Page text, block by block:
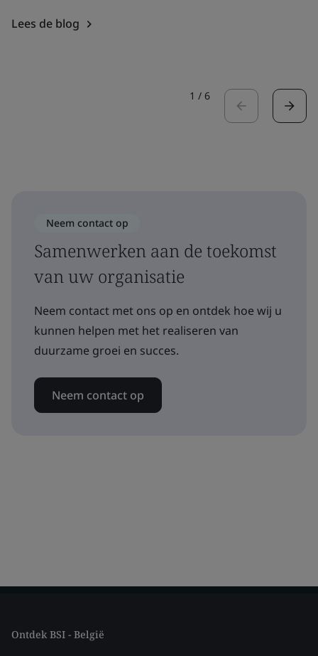
Lees de blog
1 / 6
Neem contact op
Samenwerken aan de toekomst
van uw organisatie
Neem contact met ons op en ontdek hoe wij u
kunnen helpen met het realiseren van
duurzame groei en succes.
Neem contact op
Ontdek BSI - België